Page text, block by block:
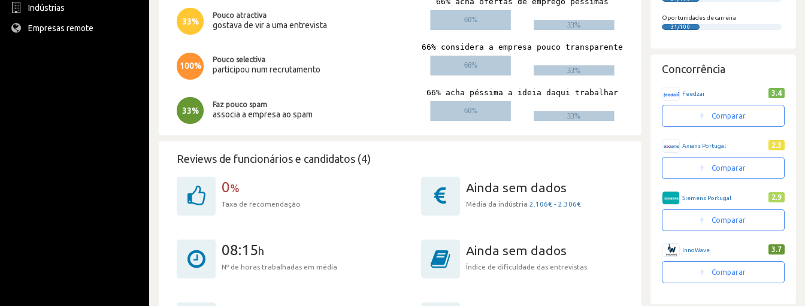
Indústrias
Empresas remote
33%
Pouco atractiva
gostava de vir a uma entrevista
100%
Pouco selectiva
participou num recrutamento
33%
Faz pouco spam
associa a empresa ao spam
Reviews de funcionários e candidatos (4)
0%
Taxa de recomendação
Ainda sem dados
Média da indústria 2.106€ - 2.306€
08:15h
Nº de horas trabalhadas em média
Ainda sem dados
Índice de dificuldade das entrevistas
Oportunidades de carreira
31/100
Concorrência
Feedzai 3.4
Comparar
Axians Portugal 2.3
Comparar
Siemens Portugal 2.9
Comparar
InnoWave 3.7
Comparar